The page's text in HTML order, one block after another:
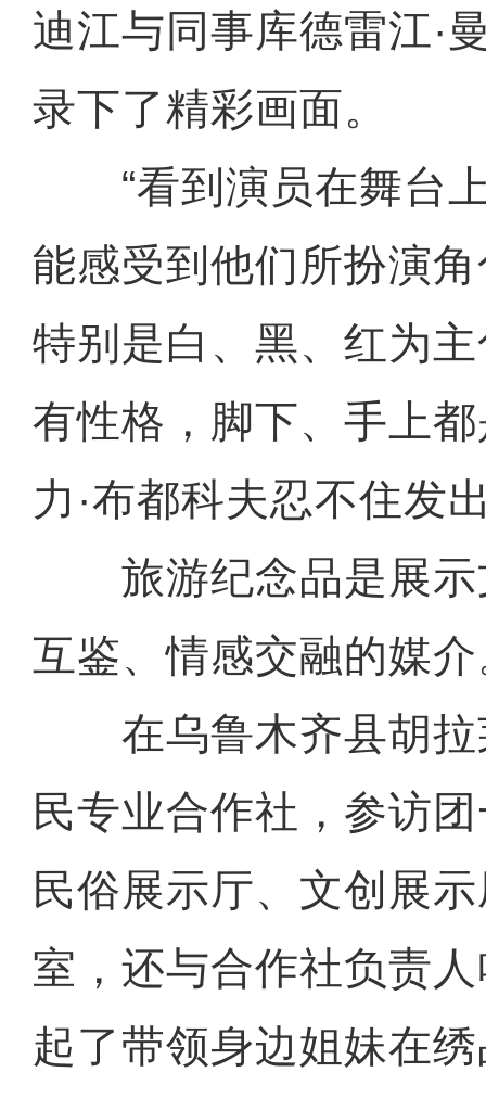
迪江与同事库德雷江·
录下了精彩画面。
“看到演员在舞台上
能感受到他们所扮演
特别是白、黑、红为
有性格，脚下、手上
力·布都科夫忍不住发
旅游纪念品是展示
互鉴、情感交融的媒
在乌鲁木齐县胡拉
民专业合作社，参访
民俗展示厅、文创展
室，还与合作社负责
起了带领身边姐妹在